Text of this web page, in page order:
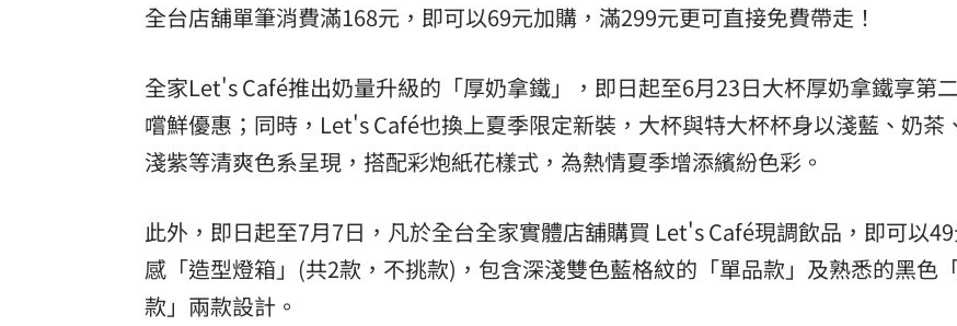
全台店舖單筆消費滿168元，即可以69元加購，滿299元更可直接免費帶走！
全家Let's Café推出奶量升級的「厚奶拿鐵」，即日起至6月23日大杯厚奶拿鐵享第
嚐鮮優惠；同時，Let's Café也換上夏季限定新裝，大杯與特大杯杯身以淺藍、奶茶
淺紫等清爽色系呈現，搭配彩炮紙花樣式，為熱情夏季增添繽紛色彩。
此外，即日起至7月7日，凡於全台全家實體店舖購買 Let's Café現調飲品，即可以
感「造型燈箱」(共2款，不挑款)，包含深淺雙色藍格紋的「單品款」及熟悉的黑色
款」兩款設計。